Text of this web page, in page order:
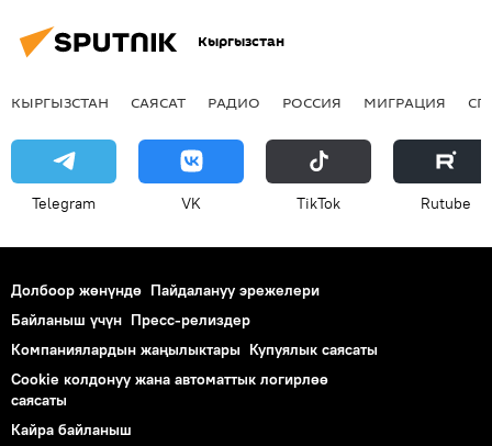
Кыргызстан
КЫРГЫЗСТАН САЯСАТ РАДИО РОССИЯ МИГРАЦИЯ
Telegram VK ТikТоk Rutube
Долбоор жөнүндө Пайдалануу эрежелери
Байланыш үчүн Пресс-релиздер
Компаниялардын жаңылыктары Купуялык саясаты
Cookie колдонуу жана автоматтык логирлөө
саясаты
Кайра байланыш